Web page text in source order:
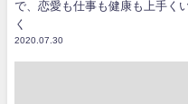
で、恋愛も仕事も健康も上手く
く
2020.07.30